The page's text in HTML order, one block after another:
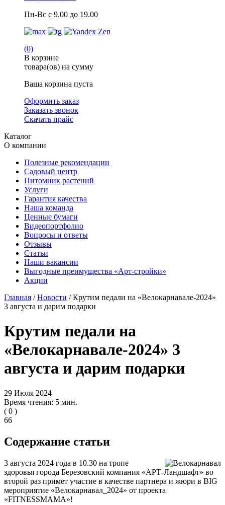
Пн-Вс с 9.00 до 19.00
(0)
В корзине
товара(ов) на сумму
Ваша корзина пуста
Оформить заказ
Заказать звонок
Скачать прайс
Каталог
О компании
Полезные рекомендации
Садовый центр
Питомник растений
Услуги
Гарантия качества
Наша команда
Ценные бумаги
Видеопортфолио
Вопросы и ответы
Отзывы
Статьи
Наши вакансии
Выгодные преимущества «Арт-стройки»
Акции
Главная /Новости / Крутим педали на «Велокарнавале-2024»
3 августа и дарим подарки
Крутим педали на
«Велокарнавале-2024» 3
августа и дарим подарки
29 Июля 2024
Время чтения: 5 мин.
( 0 )
66
Содержание статьи
3 августа 2024 года в 10.30 на тропе
здоровья города Березовский компания «АРТ-Ландшафт» во
второй раз примет участие в качестве партнера и жюри в BIG
мероприятие «Велокарнавал_2024» от проекта
«FITNESSMAMA»!